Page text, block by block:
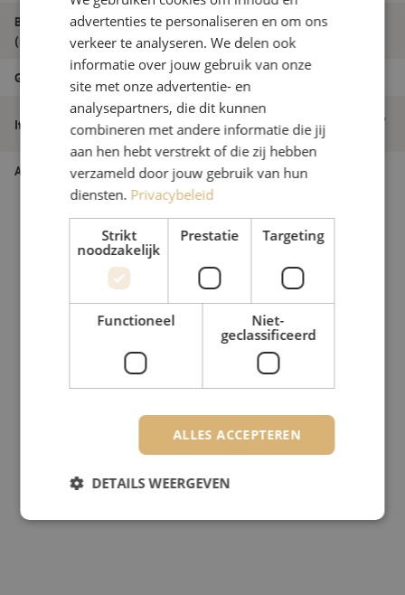
Buitendiameter
(mm)
2.0
Grade
Itemnaam
Patchkabel duplex SM, E2000/APC-LC/PC,
2.0mm, 19m
Artikelnummer M20000290
advertenties te personaliseren en om ons
verkeer te analyseren. We delen ook
informatie over jouw gebruik van onze
site met onze advertentie- en
analysepartners, die dit kunnen
combineren met andere informatie die jij
aan hen hebt verstrekt of die zij hebben
verzameld door jouw gebruik van hun
diensten. Privacybeleid
Strikt
noodzakelijk
Prestatie Targeting
Functioneel
Niet-
geclassificeerd
ALLES ACCEPTEREN
DETAILS WEERGEVEN